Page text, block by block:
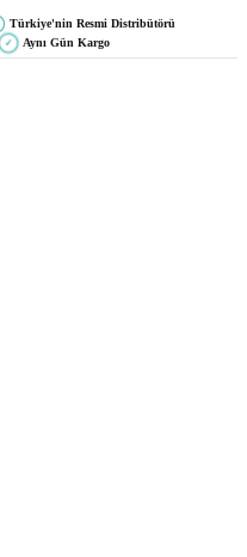
Türkiye'nin Resmi Distribütörü
✓ Aynı Gün Kargo